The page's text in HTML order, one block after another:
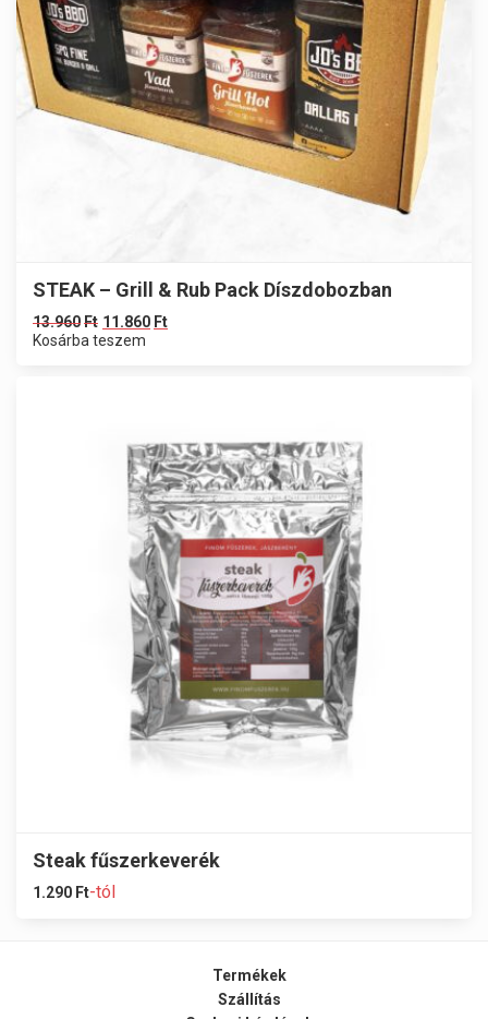
STEAK – Grill & Rub Pack Díszdobozban
13.960Ft 11.860 Ft
Kosárba teszem
Steak fűszerkeverék
1.290 Ft-tól
Termékek
Szállítás